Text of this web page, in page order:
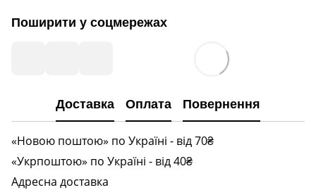
Поширити у соцмережах
Доставка Оплата Повернення
«Новою поштою» по Україні - від 70₴
«Укрпоштою» по Україні - від 40₴
Адресна доставка